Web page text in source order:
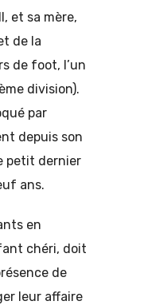
et sa mère,
de la
de foot, l’un
division).
par
depuis son
petit dernier
ans.
en
chéri, doit
de
leur affaire